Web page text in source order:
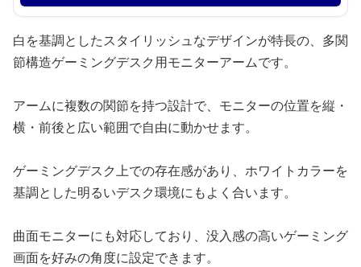
白を基調としたスタイリッシュなデザインが特長の、多関
節構造ゲーミングデスク用モニターアームです。
アームに複数の関節を持つ設計で、モニターの位置を縦・
横・前後と広い範囲で自由に動かせます。
ゲーミングデスク上での存在感があり、ホワイトカラーを
基調とした明るいデスク環境にもよく合います。
曲面モニターにも対応しており、没入感の高いゲーミング
画面を好みの角度に設定できます。